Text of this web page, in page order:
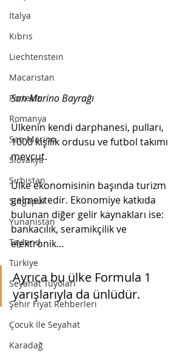
İtalya
Kıbrıs
Liechtenstein
Macaristan
Portekiz
Romanya
San Marino
Slovakya
Sırbistan
Singapur
Yunanistan
Tayland
Türkiye
Seyahat Tüyoları
Şehir Fiyat Rehberleri
Çocuk İle Seyahat
Karadağ
San Marino Bayrağı
Ülkenin kendi darphanesi, pulları,
1000 kişilik ordusu ve futbol takımı
mevcut.
Ülke ekonomisinin başında turizm
gelmektedir. Ekonomiye katkıda
bulunan diğer gelir kaynakları ise:
bankacılık, seramikçilik ve
elektronik…
Ayrıca bu ülke Formula 1
yarışlarıyla da ünlüdür.